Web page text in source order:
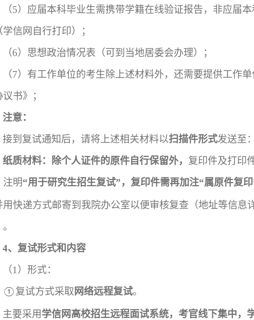
（5） 应届本科毕业生需携带学籍在线验证报告，非应届
信网自行打印）；
（6）思想政治情况表 （可到当地居委会办理）；
（7） 有工作单位的考生除上述材料外，还需要提供工作
书》；
注意：
接到复试通知后，请将上述相关材料以扫描件形式发送至：
纸质材料：除个人证件的原件自行保留外， 复印件及打印
注明“用于研究生招生复试”，复印件需再加注“属原件复印
用快递方式邮寄到我院办公室以便审核复查（地址等信息
4、复试形式和内容
（1） 形式：
① 复试方式采取 网络远程复试。
主要采用学信网高校招生远程面试系统，考官线下集中，